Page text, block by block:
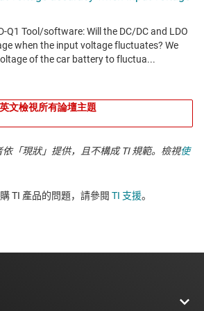
文檢視所有論壇主題
「現狀」提供，且不構成 TI 規範。檢視使
TI 產品的問題，請參閱 TI 支援。​​​​​​​​​​​​​​